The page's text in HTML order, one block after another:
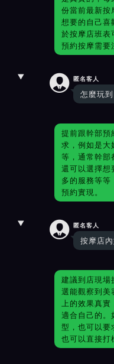
份當前最新按
想要的自己喜
於按摩店班表
預約按摩需要
 匿名客人
怎麼玩
提前跟幹部預
求，例如是大
等，通常幹部
還可以選擇想
多的服務等
預約實現。
 匿名客人
按摩店
建議到店現場
選能觀察到美
上的效果真實
適合自己的。
型，也可以要
也可以直接打